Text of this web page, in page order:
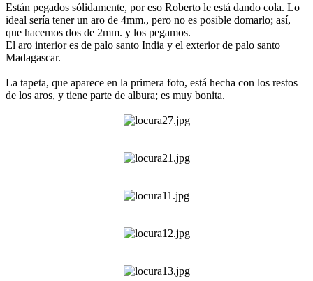
Están pegados sólidamente, por eso Roberto le está dando cola. Lo
ideal sería tener un aro de 4mm., pero no es posible domarlo; así,
que hacemos dos de 2mm. y los pegamos.
El aro interior es de palo santo India y el exterior de palo santo
Madagascar.
La tapeta, que aparece en la primera foto, está hecha con los restos
de los aros, y tiene parte de albura; es muy bonita.